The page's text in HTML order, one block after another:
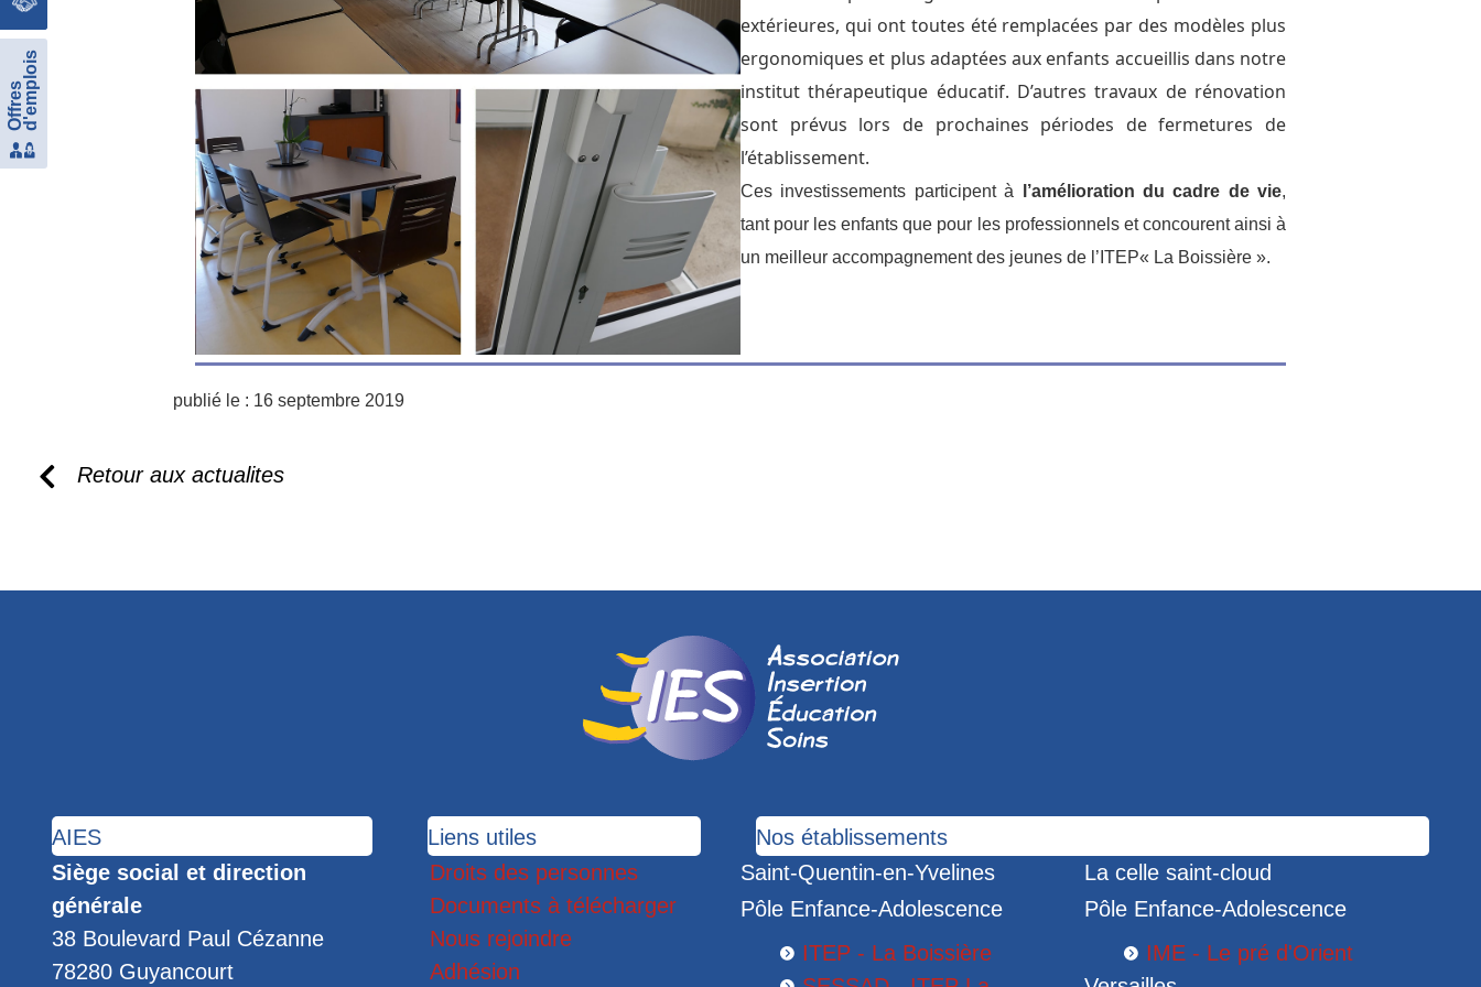
extérieures, qui ont toutes été remplacées par des modèles plus
ergonomiques et plus adaptées aux enfants accueillis dans notre
institut thérapeutique éducatif. D’autres travaux de rénovation
sont prévus lors de prochaines périodes de fermetures de
l’établissement.
Ces investissements participent à l’amélioration du cadre de vie,
tant pour les enfants que pour les professionnels et concourent ainsi à
un meilleur accompagnement des jeunes de l’ITEP« La Boissière ».
publié le : 16 septembre 2019
Retour aux actualites
AIES Liens utiles
Nos établissements
Siège social et direction
générale
38 Boulevard Paul Cézanne
78280 Guyancourt
Droits des personnes
Documents à télécharger
Nous rejoindre
Adhésion
Saint-Quentin-en-Yvelines
Pôle Enfance-Adolescence
ITEP - La Boissière
La celle saint-cloud
Pôle Enfance-Adolescence
IME - Le pré d'Orient
Offresd'emplois